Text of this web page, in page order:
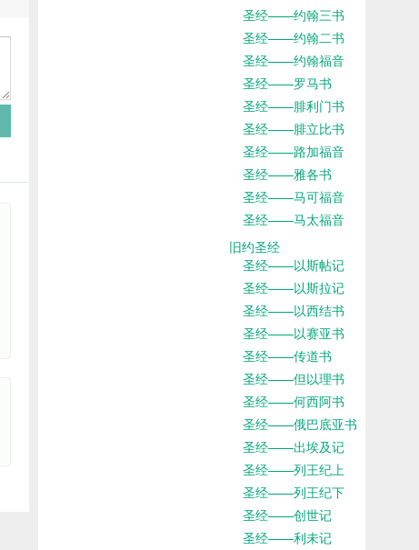
圣经——约翰三书
圣经——约翰二书
圣经——约翰福音
圣经——罗马书
圣经——腓利门书
圣经——腓立比书
圣经——路加福音
圣经——雅各书
圣经——马可福音
圣经——马太福音
旧约圣经
圣经——以斯帖记
圣经——以斯拉记
圣经——以西结书
圣经——以赛亚书
圣经——传道书
圣经——但以理书
圣经——何西阿书
圣经——俄巴底亚书
圣经——出埃及记
圣经——列王纪上
圣经——列王纪下
圣经——创世记
圣经——利未记